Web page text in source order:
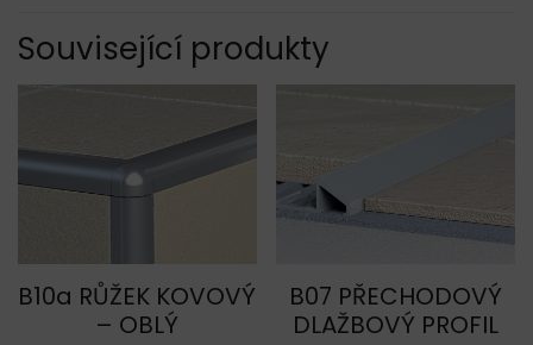
Související produkty
B10a RŮŽEK KOVOVÝ
– OBLÝ
B07 PŘECHODOVÝ
DLAŽBOVÝ PROFIL